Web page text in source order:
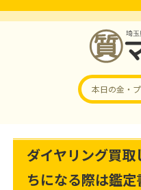
本日の金・
ダイヤリング買
ちになる際は鑑